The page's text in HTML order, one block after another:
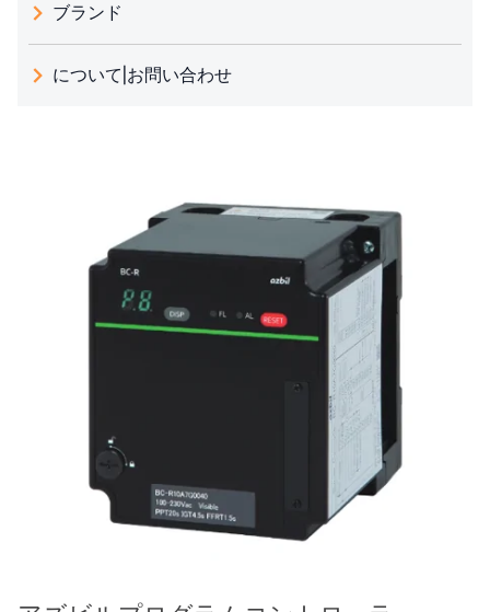
ブランド
義大利 ATLAS
USダウ
アイデックスUSA
アメリカンペンテア
SIEMENSドイツ
アメリカのプルサフィーダー
について|お問い合わせ
リクルートリセラーフォーム